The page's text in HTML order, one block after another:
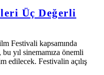
Üç Değerli
Festivali kapsamında
yıl sinemamıza önemli
edilecek. Festivalin açılış